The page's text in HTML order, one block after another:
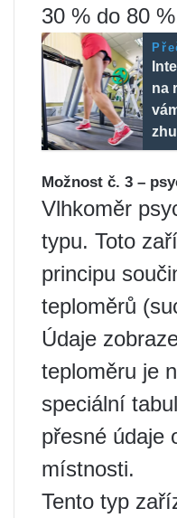
30 % do 80
na
Možnost č. 3 –
Vlhkoměr
typu. Toto
principu
teploměrů
Údaje
teploměru je
speciální
přesné údaje
místnosti.
Tento typ